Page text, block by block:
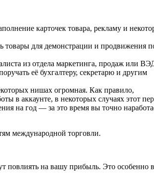
карточек товара, рекламу и
товары для демонстрации и продвижения
из отдела маркетинга, продаж или
её бухгалтеру, секретарю и другим
нишах огромная. Как правило,
в аккаунте, в некоторых случаях этот
на год — за это время вы точно
международной торговли.
повлиять на вашу прибыль. Это особенно